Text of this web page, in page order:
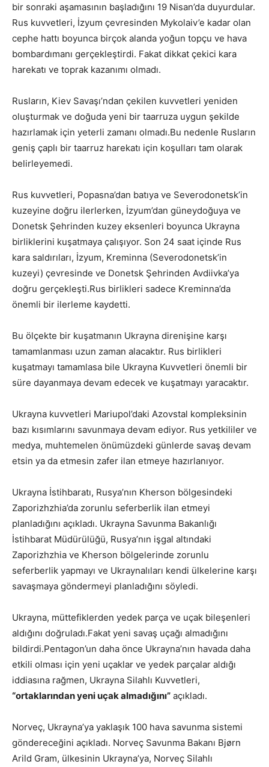
bir sonraki aşamasının başladığını 19 Nisan’da duyurdular.
Rus kuvvetleri, İzyum çevresinden Mykolaiv’e kadar olan
cephe hattı boyunca birçok alanda yoğun topçu ve hava
bombardımanı gerçekleştirdi. Fakat dikkat çekici kara
harekatı ve toprak kazanımı olmadı.
Rusların, Kiev Savaşı’ndan çekilen kuvvetleri yeniden
oluşturmak ve doğuda yeni bir taarruza uygun şekilde
hazırlamak için yeterli zamanı olmadı.Bu nedenle Rusların
geniş çaplı bir taarruz harekatı için koşulları tam olarak
belirleyemedi.
Rus kuvvetleri, Popasna’dan batıya ve Severodonetsk’in
kuzeyine doğru ilerlerken, İzyum’dan güneydoğuya ve
Donetsk Şehrinden kuzey eksenleri boyunca Ukrayna
birliklerini kuşatmaya çalışıyor. Son 24 saat içinde Rus
kara saldırıları, İzyum, Kreminna (Severodonetsk’in
kuzeyi) çevresinde ve Donetsk Şehrinden Avdiivka’ya
doğru gerçekleşti.Rus birlikleri sadece Kreminna’da
önemli bir ilerleme kaydetti.
Bu ölçekte bir kuşatmanın Ukrayna direnişine karşı
tamamlanması uzun zaman alacaktır. Rus birlikleri
kuşatmayı tamamlasa bile Ukrayna Kuvvetleri önemli bir
süre dayanmaya devam edecek ve kuşatmayı yaracaktır.
Ukrayna kuvvetleri Mariupol’daki Azovstal kompleksinin
bazı kısımlarını savunmaya devam ediyor. Rus yetkililer ve
medya, muhtemelen önümüzdeki günlerde savaş devam
etsin ya da etmesin zafer ilan etmeye hazırlanıyor.
Ukrayna İstihbaratı, Rusya’nın Kherson bölgesindeki
Zaporizhzhia’da zorunlu seferberlik ilan etmeyi
planladığını açıkladı. Ukrayna Savunma Bakanlığı
İstihbarat Müdürülüğü, Rusya’nın işgal altındaki
Zaporizhzhia ve Kherson bölgelerinde zorunlu
seferberlik yapmayı ve Ukraynalıları kendi ülkelerine karşı
savaşmaya göndermeyi planladığını söyledi.
Ukrayna, müttefiklerden yedek parça ve uçak bileşenleri
aldığını doğruladı.Fakat yeni savaş uçağı almadığını
bildirdi.Pentagon’un daha önce Ukrayna’nın havada daha
etkili olması için yeni uçaklar ve yedek parçalar aldığı
iddiasına rağmen, Ukrayna Silahlı Kuvvetleri,
“ortaklarından yeni uçak almadığını” açıkladı.
Norveç, Ukrayna’ya yaklaşık 100 hava savunma sistemi
göndereceğini açıkladı. Norveç Savunma Bakanı Bjørn
Arild Gram, ülkesinin Ukrayna’ya, Norveç Silahlı